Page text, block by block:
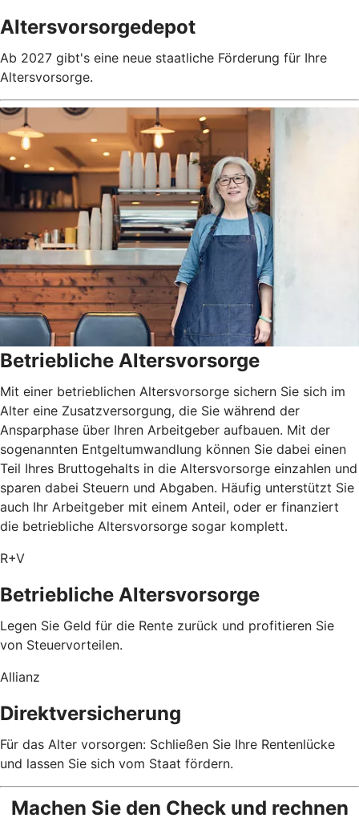
Altersvorsorgedepot
Ab 2027 gibt's eine neue staatliche Förderung für Ihre
Altersvorsorge.
Betriebliche Altersvorsorge
Mit einer betrieblichen Altersvorsorge sichern Sie sich im
Alter eine Zusatzversorgung, die Sie während der
Ansparphase über Ihren Arbeitgeber aufbauen. Mit der
sogenannten Entgeltumwandlung können Sie dabei einen
Teil Ihres Bruttogehalts in die Altersvorsorge einzahlen und
sparen dabei Steuern und Abgaben. Häufig unterstützt Sie
auch Ihr Arbeitgeber mit einem Anteil, oder er finanziert
die betriebliche Altersvorsorge sogar komplett.
R+V
Betriebliche Altersvorsorge
Legen Sie Geld für die Rente zurück und profitieren Sie
von Steuervorteilen.
Allianz
Direktversicherung
Für das Alter vorsorgen: Schließen Sie Ihre Rentenlücke
und lassen Sie sich vom Staat fördern.
Machen Sie den Check und rechnen